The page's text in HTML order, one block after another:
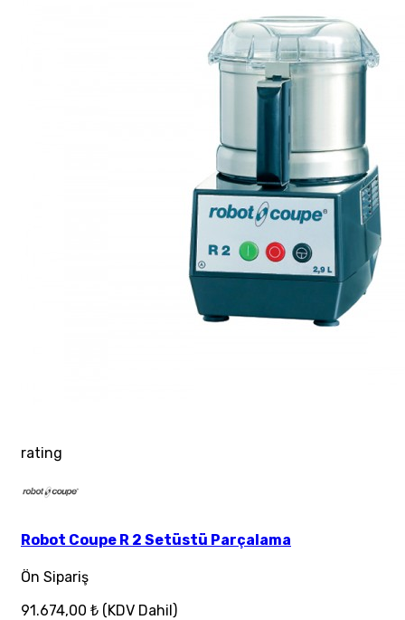
rating
Robot Coupe R 2 Setüstü Parçalama
Ön Sipariş
91.674,00 ₺ (KDV Dahil)